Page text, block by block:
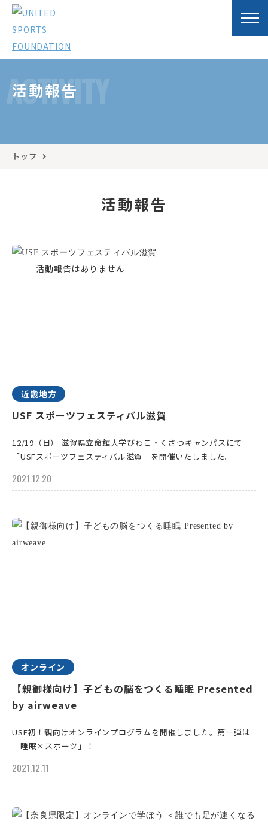
ACTIVITY
活動報告
トップ
活動報告
近畿地方
USF スポーツフェスティバル滋賀
12/19（日） 滋賀県立命館大学びわこ・くさつキャンパスにて
「USFスポーツフェスティバル滋賀」を開催いたしました。
2021.12.20
オンライン
【親御様向け】子どもの脳をつくる睡眠 Presented
by airweave
USF初！親向けオンラインプログラムを開催しました。第一弾は
「睡眠×スポーツ」！
2021.12.11